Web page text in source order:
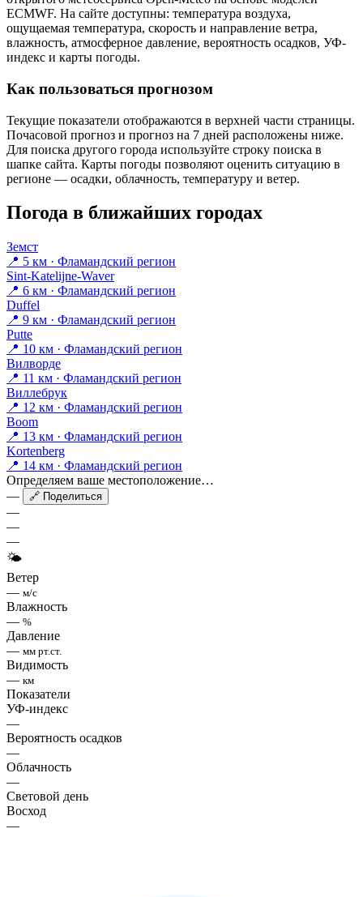
ECMWF. На сайте доступны: температура воздуха,
ощущаемая температура, скорость и направление ветра,
влажность, атмосферное давление, вероятность осадков, УФ-
индекс и карты погоды.
Как пользоваться прогнозом
Текущие показатели отображаются в верхней части страницы.
Почасовой прогноз и прогноз на 7 дней расположены ниже.
Для поиска другого города используйте строку поиска в
шапке сайта. Карты погоды позволяют оценить ситуацию в
регионе — осадки, облачность, температуру и ветер.
Погода в ближайших городах
Земст
📍 5 км · Фламандский регион
Sint-Katelijne-Waver
📍 6 км · Фламандский регион
Duffel
📍 9 км · Фламандский регион
Putte
📍 10 км · Фламандский регион
Вилворде
📍 11 км · Фламандский регион
Виллебрук
📍 12 км · Фламандский регион
Boom
📍 13 км · Фламандский регион
Kortenberg
📍 14 км · Фламандский регион
Определяем ваше местоположение…
—
🔗 Поделиться
—
—
—
🌤
Ветер
— м/с
Влажность
— %
Давление
— мм рт.ст.
Видимость
— км
Показатели
УФ-индекс
—
Вероятность осадков
—
Облачность
—
Световой день
Восход
—